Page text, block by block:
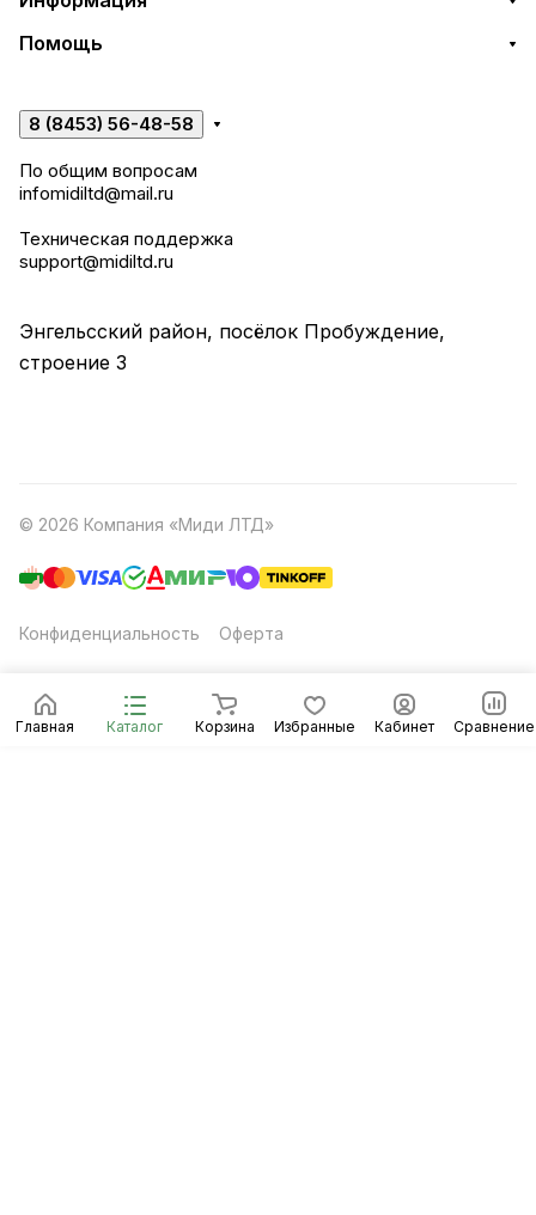
Главная Каталог Корзина Избранные Кабинет Сравнение
Помощь
8 (8453) 56-48-58
По общим вопросам
infomidiltd@mail.ru
Техническая поддержка
support@midiltd.ru
Энгельсский район, посёлок Пробуждение,
строение 3
© 2026 Компания «Миди ЛТД»
Конфиденциальность Оферта